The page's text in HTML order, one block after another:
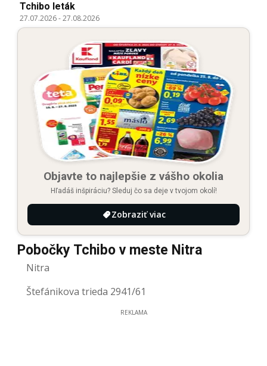
Tchibo leták
27.07.2026-27.08.2026
Objavte to najlepšie z vášho okolia
Hľadáš inšpiráciu? Sleduj čo sa deje v tvojom okolí!
Zobraziť viac
Pobočky Tchibo v meste Nitra
Nitra
Štefánikova trieda 2941/61
REKLAMA